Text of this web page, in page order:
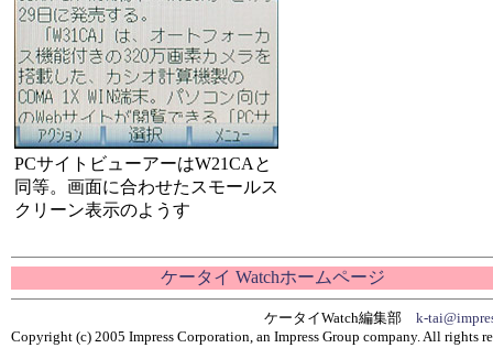
PCサイトビューアーはW21CAと
同等。画面に合わせたスモールス
クリーン表示のようす
ケータイ Watchホームページ
ケータイWatch編集部 k-
Copyright (c) 2005 Impress Corporation, an Impress Group company. All rights